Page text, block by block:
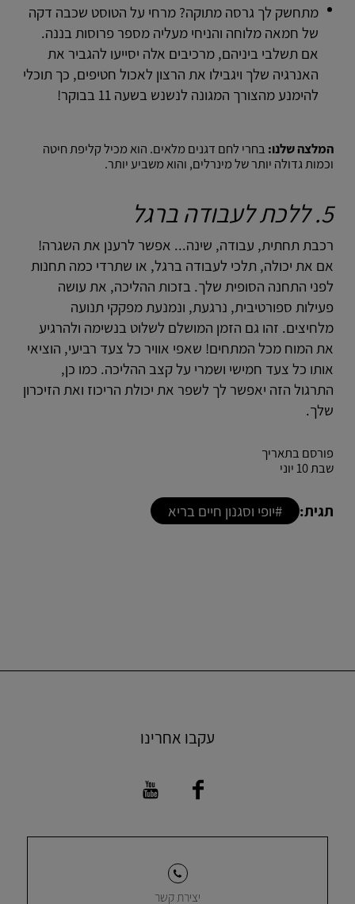
מתחשק לך גרסה מתוקה? מרחי על הטוסט שכבה דקה
של חמאה מלוחה והניחי מעליה מספר פרוסות בננה.
אם תשלבי ביניהם, מרכיבים אלה יסייעו להגביר את
האנרגיה שלך ויגבילו את הרצון לאכול חטיפים, כך תוכלי
להימנע מהצורך המגונה לנשנש בשעה 11 בבוקר!
המלצה שלנו: בחרי לחם דגנים מלאים. הוא מכיל קליפת חיטה
וכמות גדולה יותר של מינרלים, והוא משביע יותר.
5. ללכת לעבודה ברגל
רכבת תחתית, עבודה, שינה... אפשר לרענן את השגרה!
אם את יכולה, תלכי לעבודה ברגל, או שתרדי כמה תחנות
לפני התחנה הסופית שלך. בזכות ההליכה, את עושה
פעילות ספורטיבית, נרגעת, ונמנעת מפקקי תנועה
מלחיצים. זהו גם הזמן המושלם לשלוט בנשימה ולהרגיע
את המוח מכל המתחים! שאפי אוויר כל צעד רביעי, הוציאי
אותו כל צעד חמישי ושמרי על קצב ההליכה. כמו כן,
התרגול הזה יאפשר לך לשפר את יכולת הריכוז ואת הזיכרון
שלך.
פורסם בתאריך
שבת 10 יוני
תגית: #יופי וסגנון חיים בריא
עקבו אחרינו
יצירת קשר